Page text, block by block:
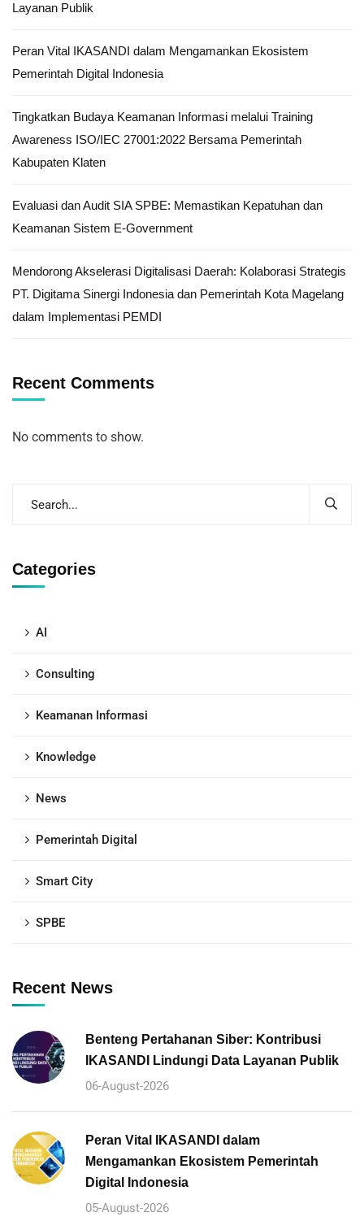
Layanan Publik
Peran Vital IKASANDI dalam Mengamankan Ekosistem
Pemerintah Digital Indonesia
Tingkatkan Budaya Keamanan Informasi melalui Training
Awareness ISO/IEC 27001:2022 Bersama Pemerintah
Kabupaten Klaten
Evaluasi dan Audit SIA SPBE: Memastikan Kepatuhan dan
Keamanan Sistem E-Government
Mendorong Akselerasi Digitalisasi Daerah: Kolaborasi Strategis
PT. Digitama Sinergi Indonesia dan Pemerintah Kota Magelang
dalam Implementasi PEMDI
Recent Comments
No comments to show.
Categories
AI
Consulting
Keamanan Informasi
Knowledge
News
Pemerintah Digital
Smart City
SPBE
Recent News
Benteng Pertahanan Siber: Kontribusi
IKASANDI Lindungi Data Layanan Publik
06-August-2026
Peran Vital IKASANDI dalam
Mengamankan Ekosistem Pemerintah
Digital Indonesia
05-August-2026